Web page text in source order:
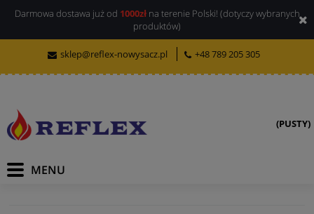
Darmowa dostawa już od 1000złna terenie Polski! (dotyczy wybranych
produktów)
sklep@reflex-nowysacz.pl +48 789 205 305
(PUSTY)